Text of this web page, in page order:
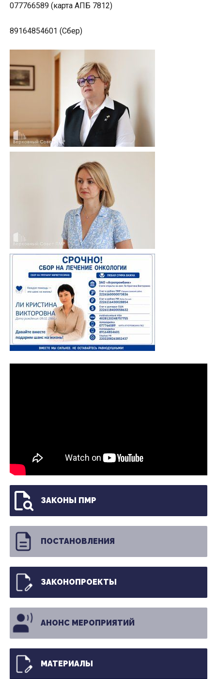
077766589 (карта АПБ 7812)
89164854601 (Сбер)
ЗАКОНЫ ПМР
ПОСТАНОВЛЕНИЯ
ЗАКОНОПРОЕКТЫ
АНОНС МЕРОПРИЯТИЙ
МАТЕРИАЛЫ